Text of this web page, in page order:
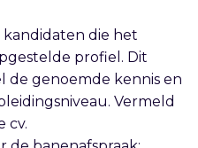
die het
profiel. Dit
de genoemde kennis en
Vermeld
cv.